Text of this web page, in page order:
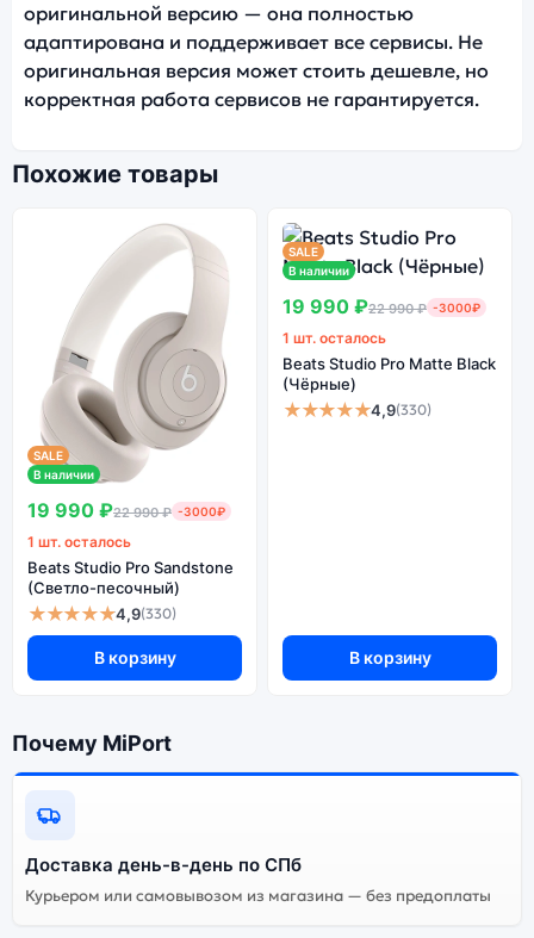
оригинальной версию — она полностью
адаптирована и поддерживает все сервисы. Не
оригинальная версия может стоить дешевле, но
корректная работа сервисов не гарантируется.
Похожие товары
SALE
В наличии
19 990 ₽22 990 ₽ -3000₽
1 шт. осталось
Beats Studio Pro Sandstone
(Светло-песочный)
★★★★★4,9(330)
В корзину
SALE
В наличии
19 990 ₽22 990 ₽ -3000₽
1 шт. осталось
Beats Studio Pro Matte Black
(Чёрные)
★★★★★4,9(330)
В корзину
Почему MiPort
Доставка день-в-день по СПб
Курьером или самовывозом из магазина — без предоплаты